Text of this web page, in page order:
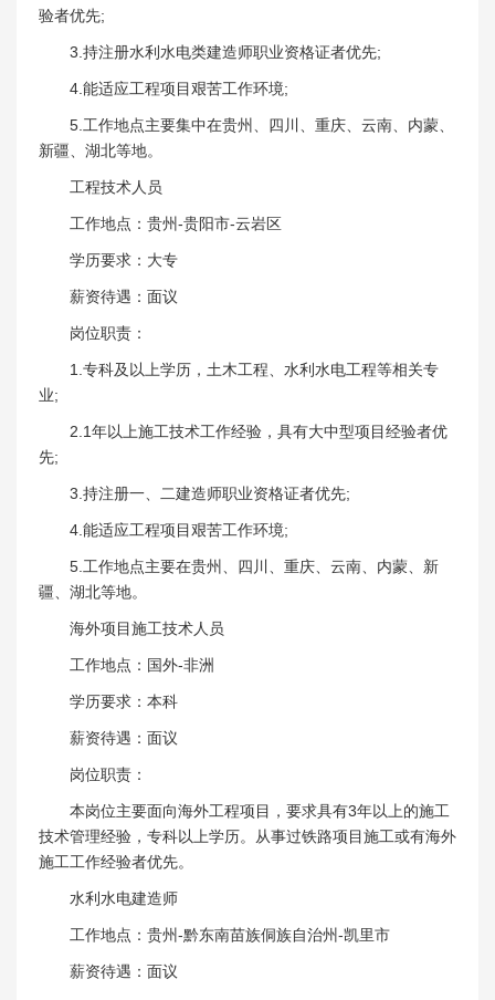
验者优先;
3.持注册水利水电类建造师职业资格证者优先;
4.能适应工程项目艰苦工作环境;
5.工作地点主要集中在贵州、四川、重庆、云南、内蒙、
新疆、湖北等地。
工程技术人员
工作地点：贵州-贵阳市-云岩区
学历要求：大专
薪资待遇：面议
岗位职责：
1.专科及以上学历，土木工程、水利水电工程等相关专
业;
2.1年以上施工技术工作经验，具有大中型项目经验者优
先;
3.持注册一、二建造师职业资格证者优先;
4.能适应工程项目艰苦工作环境;
5.工作地点主要在贵州、四川、重庆、云南、内蒙、新
疆、湖北等地。
海外项目施工技术人员
工作地点：国外-非洲
学历要求：本科
薪资待遇：面议
岗位职责：
本岗位主要面向海外工程项目，要求具有3年以上的施工
技术管理经验，专科以上学历。从事过铁路项目施工或有海外
施工工作经验者优先。
水利水电建造师
工作地点：贵州-黔东南苗族侗族自治州-凯里市
薪资待遇：面议